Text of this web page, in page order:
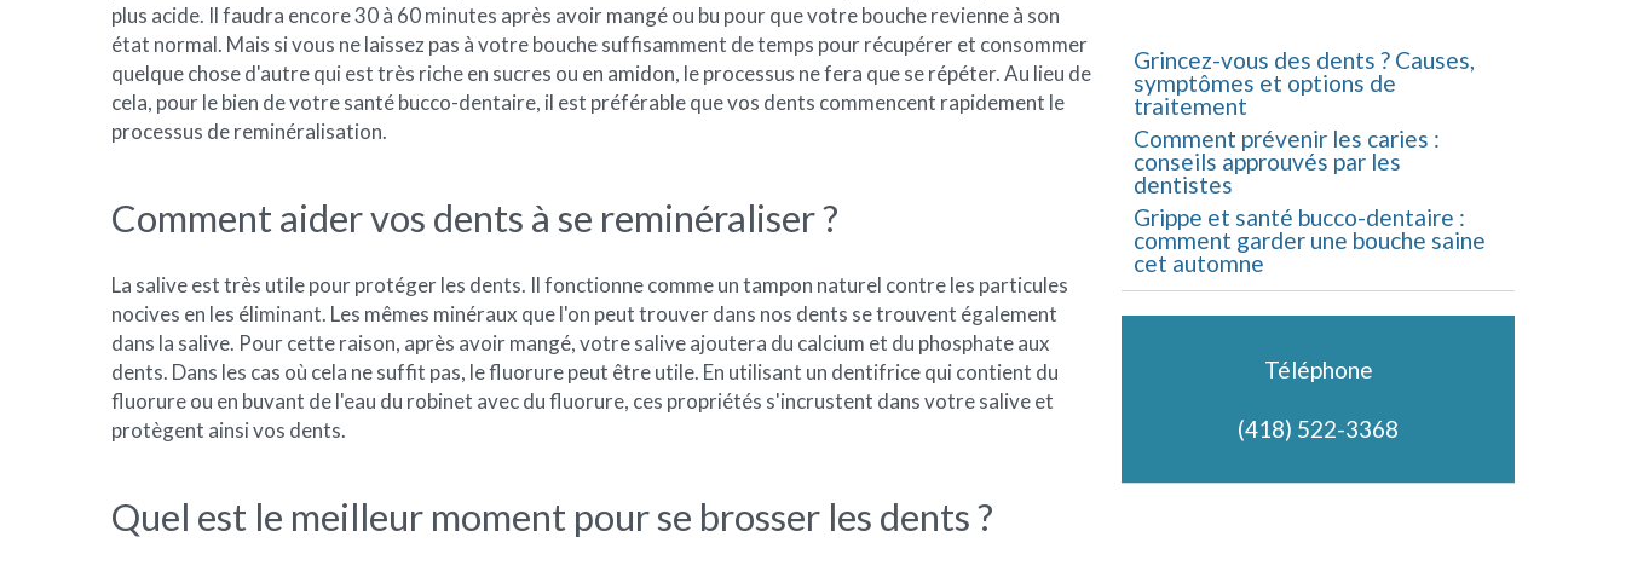
plus acide. Il faudra encore 30 à 60 minutes après avoir mangé ou bu pour que votre bouche revienne à son
état normal. Mais si vous ne laissez pas à votre bouche suffisamment de temps pour récupérer et consommer
quelque chose d'autre qui est très riche en sucres ou en amidon, le processus ne fera que se répéter. Au lieu de
cela, pour le bien de votre santé bucco-dentaire, il est préférable que vos dents commencent rapidement le
processus de reminéralisation.
Comment aider vos dents à se reminéraliser ?
La salive est très utile pour protéger les dents. Il fonctionne comme un tampon naturel contre les particules
nocives en les éliminant. Les mêmes minéraux que l'on peut trouver dans nos dents se trouvent également
dans la salive. Pour cette raison, après avoir mangé, votre salive ajoutera du calcium et du phosphate aux
dents. Dans les cas où cela ne suffit pas, le fluorure peut être utile. En utilisant un dentifrice qui contient du
fluorure ou en buvant de l'eau du robinet avec du fluorure, ces propriétés s'incrustent dans votre salive et
protègent ainsi vos dents.
Quel est le meilleur moment pour se brosser les dents ?
Grincez-vous des dents ? Causes,
symptômes et options de
traitement
Comment prévenir les caries :
conseils approuvés par les
dentistes
Grippe et santé bucco-dentaire :
comment garder une bouche saine
cet automne
Téléphone
(418) 522-3368